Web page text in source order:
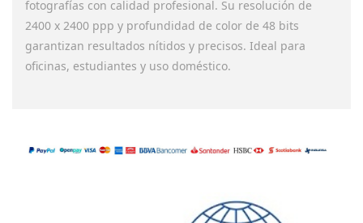
2400 x 2400 ppp y profundidad de color de 48 bits
garantizan resultados nítidos y precisos. Ideal para
oficinas, estudiantes y uso doméstico.